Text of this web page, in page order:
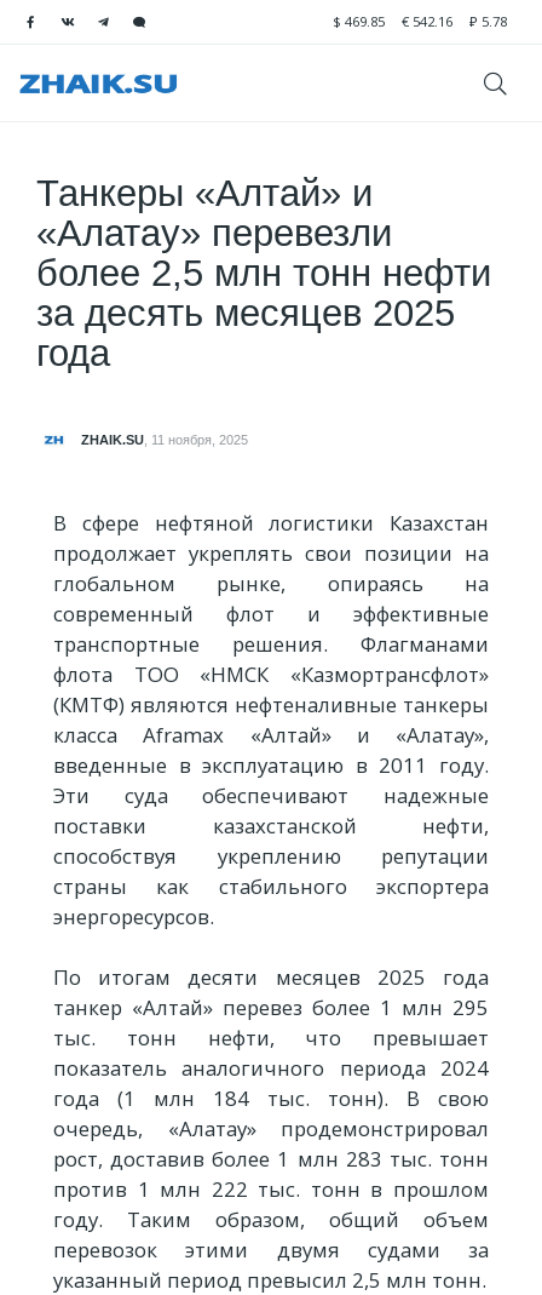
$ 469.85 € 542.16 ₽ 5.78
Танкеры «Алтай» и
«Алатау» перевезли
более 2,5 млн тонн нефти
за десять месяцев 2025
года
ZHAIK.SU 11 ноября, 2025
В сфере нефтяной логистики Казахстан
продолжает укреплять свои позиции на
глобальном рынке, опираясь на
современный флот и эффективные
транспортные решения. Флагманами
флота ТОО «НМСК «Казмортрансфлот»
(КМТФ) являются нефтеналивные танкеры
класса Aframax «Алтай» и «Алатау»,
введенные в эксплуатацию в 2011 году.
Эти суда обеспечивают надежные
поставки казахстанской нефти,
способствуя укреплению репутации
страны как стабильного экспортера
энергоресурсов.
По итогам десяти месяцев 2025 года
танкер «Алтай» перевез более 1 млн 295
тыс. тонн нефти, что превышает
показатель аналогичного периода 2024
года (1 млн 184 тыс. тонн). В свою
очередь, «Алатау» продемонстрировал
рост, доставив более 1 млн 283 тыс. тонн
против 1 млн 222 тыс. тонн в прошлом
году. Таким образом, общий объем
перевозок этими двумя судами за
указанный период превысил 2,5 млн тонн.